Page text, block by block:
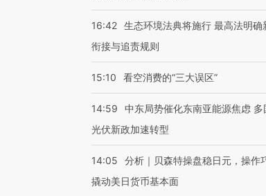
16:42 生态环境法典将施行 最高法明确
衔接与追责规则
15:10 看空消费的“三大误区”
14:59
中东局势催化东南亚能源焦虑 多
光伏新政加速转型
14:05
分析｜贝森特操盘稳日元，操作
撬动美日货币基本面